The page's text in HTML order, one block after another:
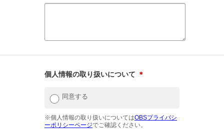
個人情報の取り扱いについて ＊
同意する
※個人情報の取り扱いについてはOBSプライバシ
ーポリシーページでご確認ください。